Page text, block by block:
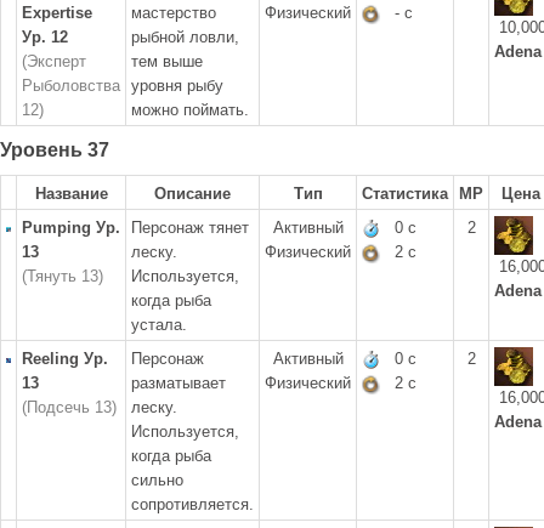
Expertise
Ур. 12
(Эксперт
Рыболовства
12)
мастерство
рыбной ловли,
тем выше
уровня рыбу
можно поймать.
Физический
- с
Adena
Уровень 37
Название Описание Тип Статистика MP
Цена
Pumping Ур.
13
(Тянуть 13)
Персонаж тянет
леску.
Используется,
когда рыба
устала.
Активный
Физический
0 с
2 с
2
Adena
Reeling Ур.
13
(Подсечь 13)
Персонаж
разматывает
леску.
Используется,
когда рыба
сильно
сопротивляется.
Активный
Физический
0 с
2 с
2
Adena